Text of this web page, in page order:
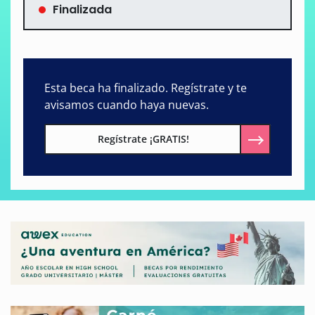
Finalizada
Esta beca ha finalizado. Regístrate y te
avisamos cuando haya nuevas.
Regístrate ¡GRATIS!